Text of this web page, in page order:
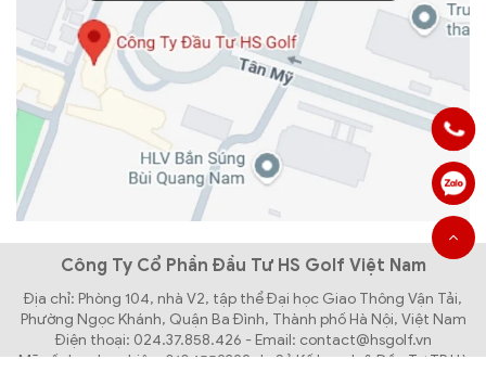
Công Ty Cổ Phần Đầu Tư HS Golf Việt Nam
Địa chỉ: Phòng 104, nhà V2, tập thể Đại học Giao Thông Vận Tải,
Phường Ngọc Khánh, Quận Ba Đình, Thành phố Hà Nội, Việt Nam
Điện thoại: 024.37.858.426 - Email: contact@hsgolf.vn
Mã số doanh nghiệp: 0104559392 do Sở Kế hoạch & Đầu Tư TP Hà